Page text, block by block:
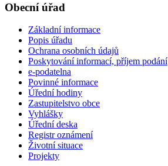
Obecní úřad
Základní informace
Popis úřadu
Ochrana osobních údajů
Poskytování informací, příjem podání
e-podatelna
Povinné informace
Úřední hodiny
Zastupitelstvo obce
Vyhlášky
Úřední deska
Registr oznámení
Životní situace
Projekty